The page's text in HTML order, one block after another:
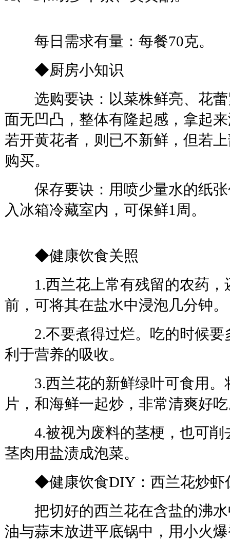
每日需求有量：每餐70克。
◆厨房小知识
选购要诀：以菜株鲜亮、花蕾
面无凹凸，整体有隆起感，拿起
若开黄花者，则已不新鲜，但若
购买。
保存要诀：用喷少量水的纸张
入冰箱冷藏室内，可保鲜1周。
◆健康饮食关照
1.西兰花上常有残留的农药，
前，可将其在盐水中浸泡几分钟。
2.不要煮得过烂。吃的时候要
利于营养的吸收。
3.西兰花的新鲜绿叶可食用。
片，和海鲜一起炒，非常清爽好
4.被视为废料的茎梗，也可削
茎肉用盐渍成泡菜。
◆健康饮食DIY：西兰花炒虾
把切好的西兰花在含盐的沸水
油与蒜末放进平底锅中，用小火